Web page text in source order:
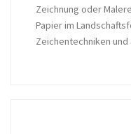
Zeichnung oder
Papier im
Zeichentechniken